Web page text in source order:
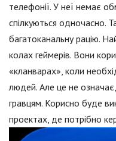
телефонії. У неї немає
спілкуються одночасно.
багатоканальну рацію.
колах геймерів. Вони
«кланварах», коли
людей. Але це не
гравцям. Корисно буде
проектах, де потрібно